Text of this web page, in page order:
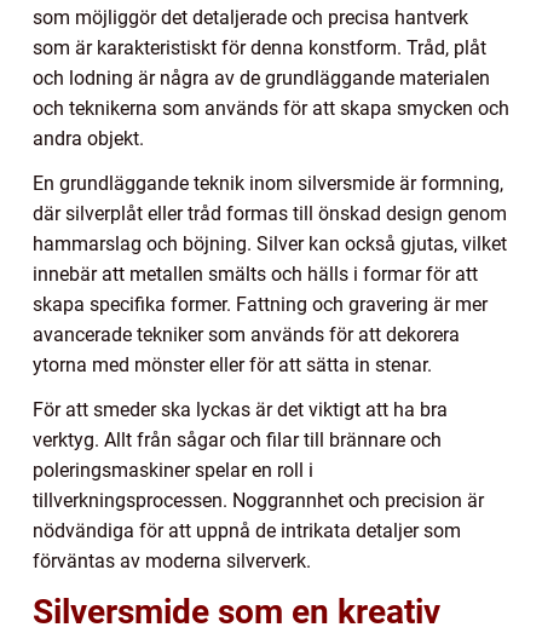
som möjliggör det detaljerade och precisa hantverk
som är karakteristiskt för denna konstform. Tråd, plåt
och lodning är några av de grundläggande materialen
och teknikerna som används för att skapa smycken och
andra objekt.
En grundläggande teknik inom silversmide är formning,
där silverplåt eller tråd formas till önskad design genom
hammarslag och böjning. Silver kan också gjutas, vilket
innebär att metallen smälts och hälls i formar för att
skapa specifika former. Fattning och gravering är mer
avancerade tekniker som används för att dekorera
ytorna med mönster eller för att sätta in stenar.
För att smeder ska lyckas är det viktigt att ha bra
verktyg. Allt från sågar och filar till brännare och
poleringsmaskiner spelar en roll i
tillverkningsprocessen. Noggrannhet och precision är
nödvändiga för att uppnå de intrikata detaljer som
förväntas av moderna silververk.
Silversmide som en kreativ